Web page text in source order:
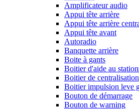
Amplificateur audio
Appui tête arrière
Appui tête arrière
Appui tête avant
Autoradio
Banquette arrière
Boite à gants
Boitier d'aide au
Boitier de centralisation
Boitier impulsion leve
Bouton de démarrage
Bouton de warning